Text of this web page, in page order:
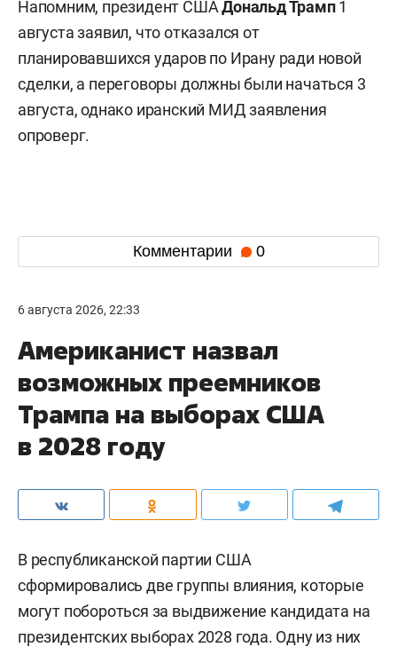
Напомним, президент СШАДональд Трамп1
августа заявил, что отказался от
планировавшихся ударов по Ирану ради новой
сделки, а переговоры должны были начаться 3
августа, однако иранский МИД заявления
опроверг.
Комментарии 0
6 августа 2026, 22:33
Американист назвал
возможных преемников
Трампа на выборах США
в 2028 году
В республиканской партии США
сформировались две группы влияния, которые
могут побороться за выдвижение кандидата на
президентских выборах 2028 года. Одну из них